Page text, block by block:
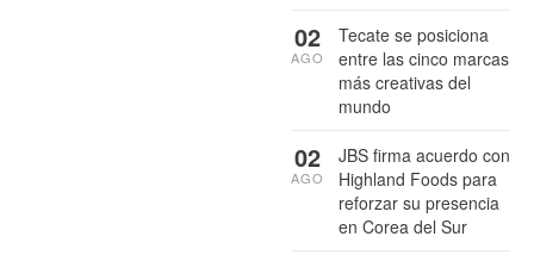
Tecate se posiciona
entre las cinco marcas
más creativas del
mundo
02
AGO
JBS firma acuerdo con
Highland Foods para
reforzar su presencia
en Corea del Sur
02
AGO